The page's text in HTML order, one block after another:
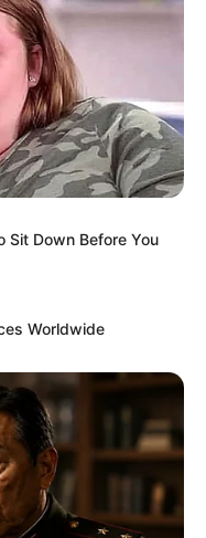
Sit Down Before You
Worldwide